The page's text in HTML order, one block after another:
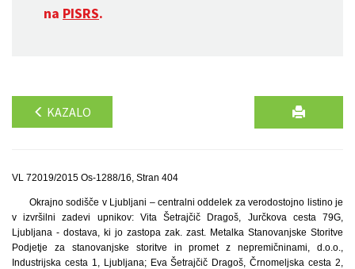
na PISRS.
KAZALO
VL 72019/2015 Os-1288/16, Stran 404
Okrajno sodišče v Ljubljani – centralni oddelek za verodostojno listino je
v izvršilni zadevi upnikov: Vita Šetrajčič Dragoš, Jurčkova cesta 79G,
Ljubljana - dostava, ki jo zastopa zak. zast. Metalka Stanovanjske Storitve
Podjetje za stanovanjske storitve in promet z nepremičninami, d.o.o.,
Industrijska cesta 1, Ljubljana; Eva Šetrajčič Dragoš, Črnomeljska cesta 2,